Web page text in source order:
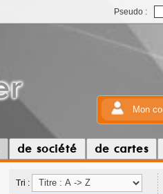
Pseudo :
Mon
de société de cartes
Tri :